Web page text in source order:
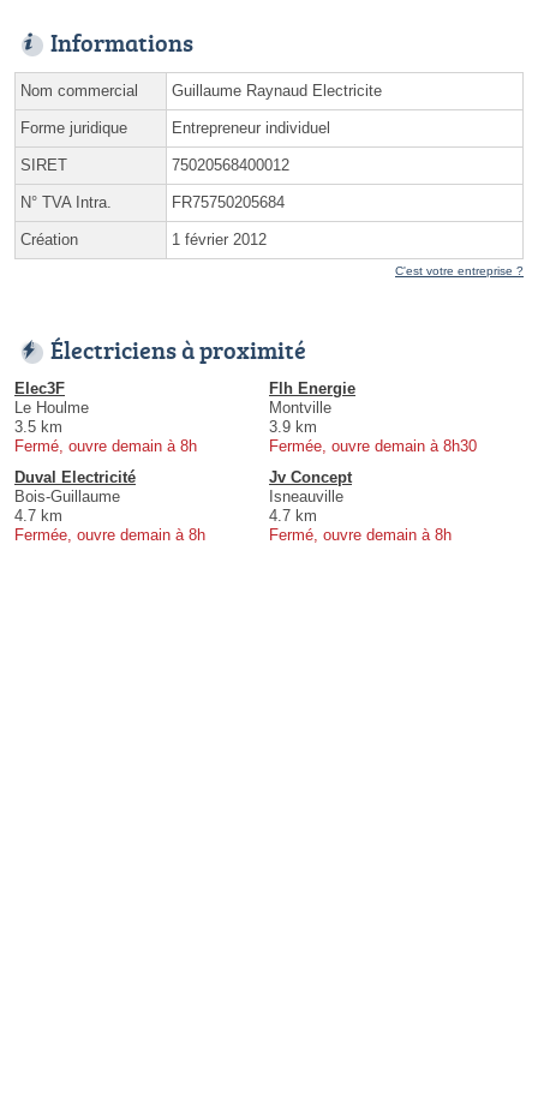
Informations
Nom commercial Guillaume Raynaud Electricite
Forme juridique Entrepreneur individuel
SIRET 75020568400012
N° TVA Intra. FR75750205684
Création 1 février 2012
C'est votre entreprise ?
Électriciens à proximité
Elec3F
Le Houlme
3.5 km
Fermé, ouvre demain à 8h
Flh Energie
Montville
3.9 km
Fermée, ouvre demain à 8h30
Duval Electricité
Bois-Guillaume
4.7 km
Fermée, ouvre demain à 8h
Jv Concept
Isneauville
4.7 km
Fermé, ouvre demain à 8h